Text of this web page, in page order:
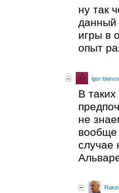
ну так
данный
игры в
опыт
igor-
В
не
вообще
случае